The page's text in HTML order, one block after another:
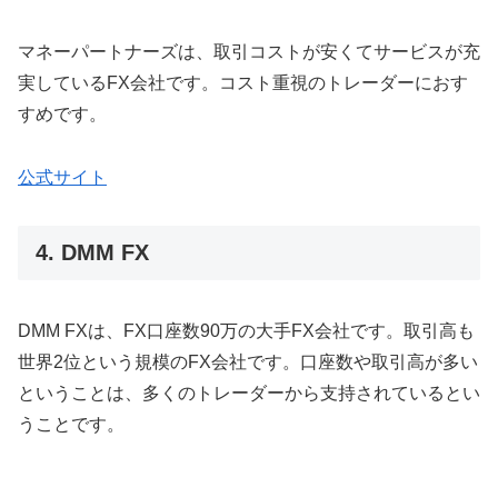
マネーパートナーズは、取引コストが安くてサービスが充
実しているFX会社です。コスト重視のトレーダーにおす
すめです。
公式サイト
4. DMM FX
DMM FXは、FX口座数90万の大手FX会社です。取引高も
世界2位という規模のFX会社です。口座数や取引高が多い
ということは、多くのトレーダーから支持されているとい
うことです。